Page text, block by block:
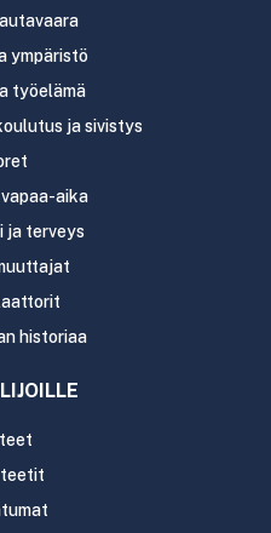
ympäristö
työelämä
ja sivistys
aika
ja terveys
historiaa